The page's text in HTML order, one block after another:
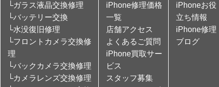
└ガラス液晶交換修理
└バッテリー交換
└水没復旧修理
└フロントカメラ交換修
理
└バックカメラ交換修理
└カメラレンズ交換修理
iPhone修理価格
一覧
店舗アクセス
よくあるご質問
iPhone買取サー
ビス
スタッフ募集
iPhoneお役
立ち情報
iPhone修理
ブログ